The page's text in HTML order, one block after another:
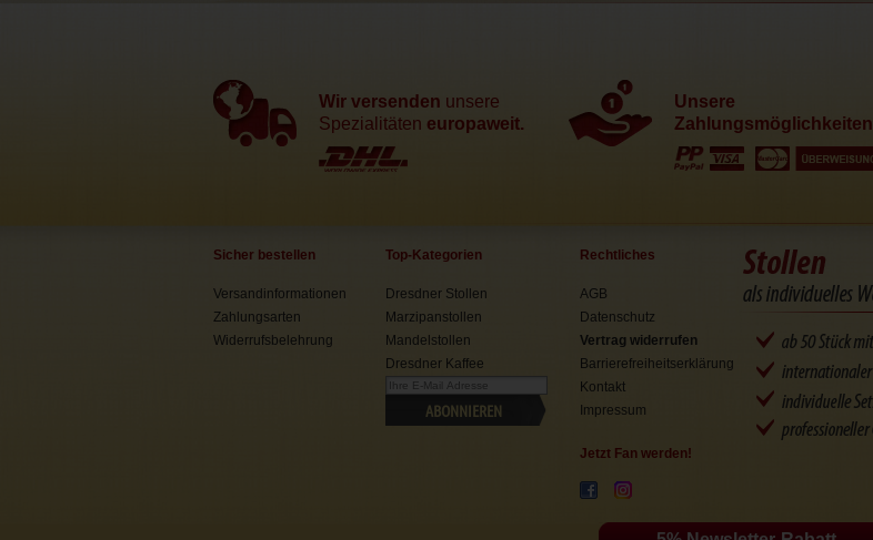
Wir versenden unsere
Spezialitäten europaweit.
Unsere
Zahlungsmöglichkeiten
Sicher bestellen
Versandinformationen
Zahlungsarten
Widerrufsbelehrung
Top-Kategorien
Dresdner Stollen
Marzipanstollen
Mandelstollen
Dresdner Kaffee
ABONNIEREN
Rechtliches
AGB
Datenschutz
Vertrag widerrufen
Barrierefreiheitserklärung
Kontakt
Impressum
Jetzt Fan werden!